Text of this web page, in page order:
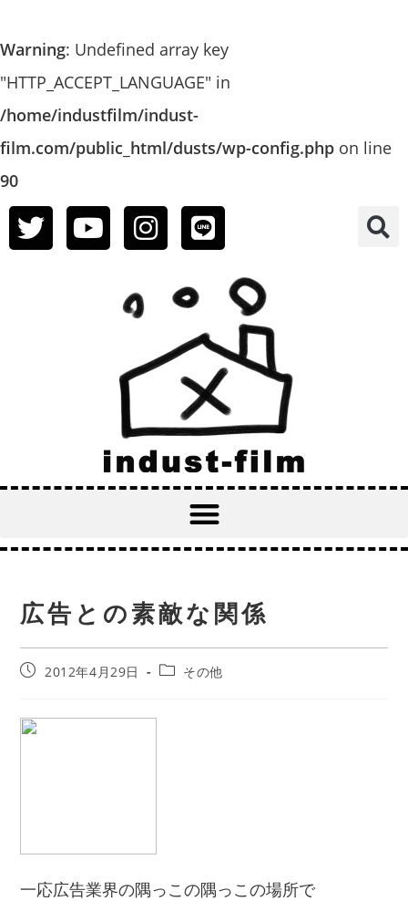
Warning: Undefined array key
"HTTP_ACCEPT_LANGUAGE" in
/home/industfilm/indust-
film.com/public_html/dusts/wp-config.php on line
90
広告との素敵な関係
2012年4月29日 その他
一応広告業界の隅っこの隅っこの場所で